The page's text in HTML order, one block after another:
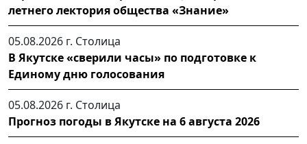
летнего лектория общества «Знание»
05.08.2026 г. Столица
В Якутске «сверили часы» по подготовке к
Единому дню голосования
05.08.2026 г. Столица
Прогноз погоды в Якутске на 6 августа 2026